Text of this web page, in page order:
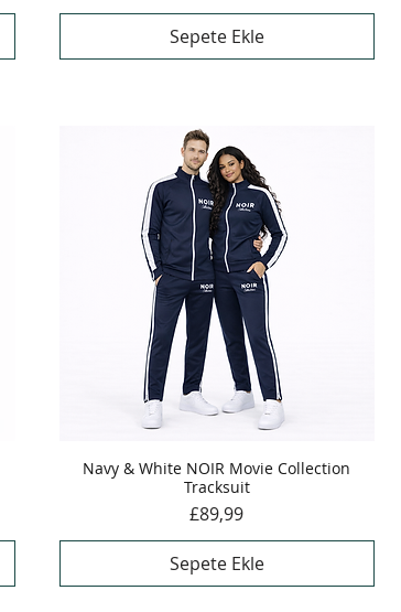
Sepete Ekle
Hızlı Bakış
Navy & White NOIR Movie Collection
Tracksuit
Fiyat
£89,99
Sepete Ekle